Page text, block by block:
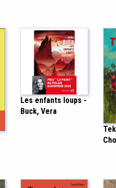
Les enfants loups -
Buck, Vera